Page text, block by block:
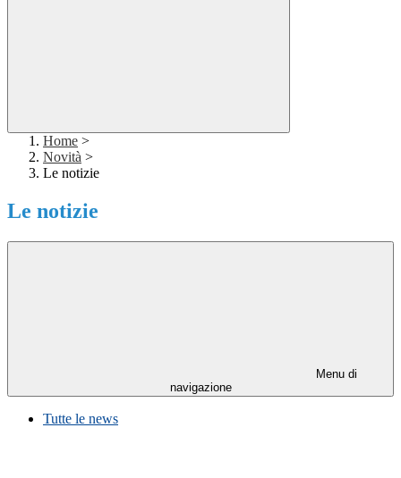
Home >
Novità >
Le notizie
Le notizie
Menu di
navigazione
Tutte le news